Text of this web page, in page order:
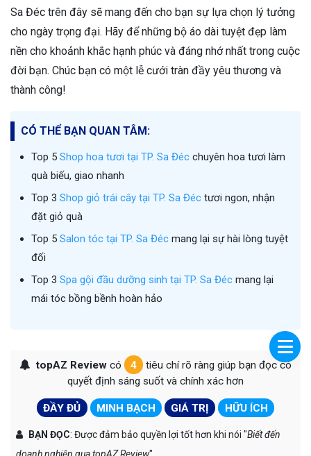
Sa Đéc trên đây sẽ mang đến cho bạn sự lựa chọn lý tưởng
cho ngày trọng đại. Hãy để những bộ áo dài tuyệt đẹp làm
nền cho khoảnh khắc hạnh phúc và đáng nhớ nhất trong cuộc
đời bạn. Chúc bạn có một lễ cưới tràn đầy yêu thương và
thành công!
CÓ THỂ BẠN QUAN TÂM:
Top 5 Shop hoa tươi tại TP. Sa Đéc chuyên hoa tươi làm
quà biếu, giao nhanh
Top 3 Shop giỏ trái cây tại TP. Sa Đéc tươi ngon, nhận
đặt giỏ quà
Top 5 Salon tóc tại TP. Sa Đéc mang lại sự hài lòng tuyệt
đối
Top 3 Spa gội đầu dưỡng sinh tại TP. Sa Đéc mang lại
mái tóc bồng bềnh hoàn hảo
topAZ Reviewcó 4
tiêu chí rõ ràng giúp bạn đọc có
quyết định sáng suốt và chính xác hơn
ĐẦY ĐỦ MINH BẠCH GIÁ TRỊ HỮU ÍCH
BẠN ĐỌC: Được đảm bảo quyền lợi tốt hơn khi nói "Biết đến